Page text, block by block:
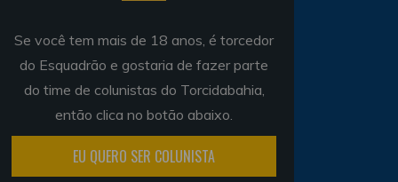
Se você tem mais de 18 anos, é torcedor
do Esquadrão e gostaria de fazer parte
do time de colunistas do Torcidabahia,
então clica no botão abaixo.
EU QUERO SER COLUNISTA